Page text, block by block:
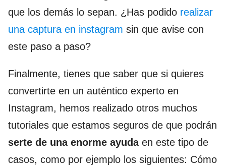
que los demás lo sepan. ¿Has podido realizar
una captura en instagram sin que avise con
este paso a paso?
Finalmente, tienes que saber que si quieres
convertirte en un auténtico experto en
Instagram, hemos realizado otros muchos
tutoriales que estamos seguros de que podrán
serte de una enorme ayudaen este tipo de
casos, como por ejemplo los siguientes: Cómo